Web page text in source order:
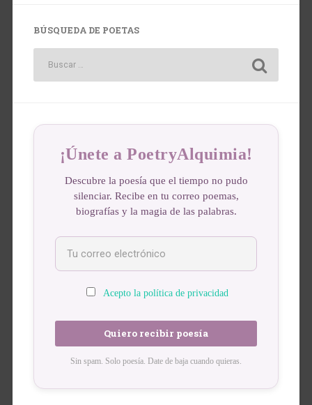
BÚSQUEDA DE POETAS
¡Únete a PoetryAlquimia!
Descubre la poesía que el tiempo no pudo
silenciar. Recibe en tu correo poemas,
biografías y la magia de las palabras.
Acepto la política de privacidad
Sin spam. Solo poesía. Date de baja cuando quieras.